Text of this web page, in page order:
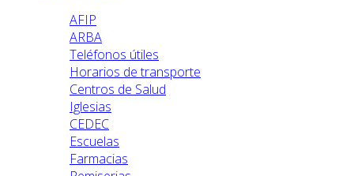
AFIP
ARBA
Teléfonos útiles
Horarios de transporte
Centros de Salud
Iglesias
CEDEC
Escuelas
Farmacias